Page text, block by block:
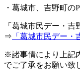
・葛城市、吉野町の
「葛城市民デー・
⇒ 「葛城市民デー・
※諸事情により上記
でご了承をお願い致